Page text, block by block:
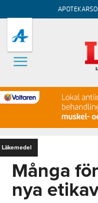
Läkemedel
Många
nya